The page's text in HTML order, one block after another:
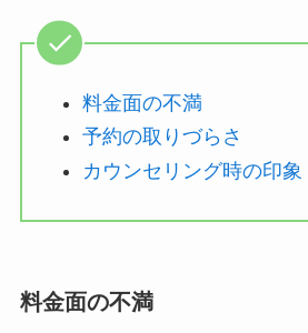
料金面の不満
予約の取りづらさ
カウンセリング時の印象
料金面の不満